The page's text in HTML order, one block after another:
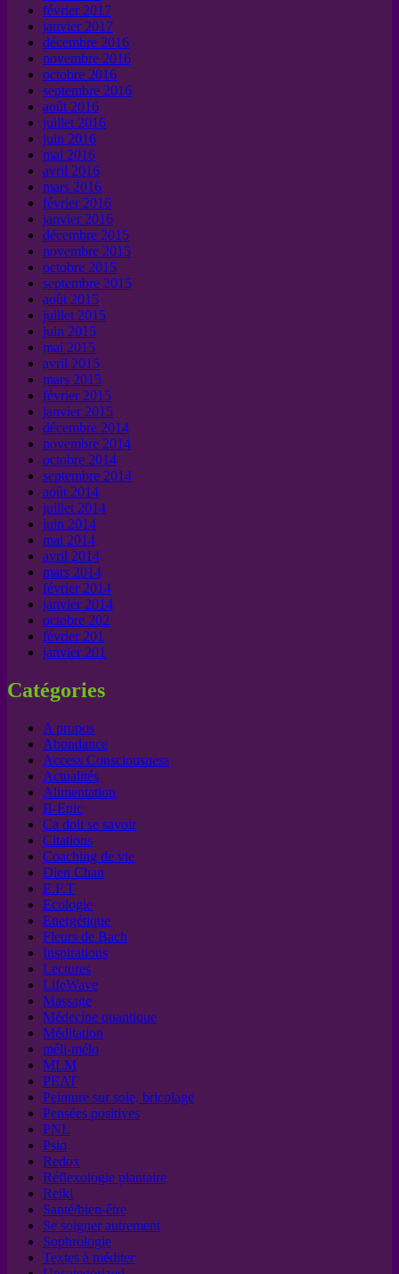
février 2017
janvier 2017
décembre 2016
novembre 2016
octobre 2016
septembre 2016
août 2016
juillet 2016
juin 2016
mai 2016
avril 2016
mars 2016
février 2016
janvier 2016
décembre 2015
novembre 2015
octobre 2015
septembre 2015
août 2015
juillet 2015
juin 2015
mai 2015
avril 2015
mars 2015
février 2015
janvier 2015
décembre 2014
novembre 2014
octobre 2014
septembre 2014
août 2014
juillet 2014
juin 2014
mai 2014
avril 2014
mars 2014
février 2014
janvier 2014
octobre 202
février 201
janvier 201
Catégories
A propos
Abondance
Access Consciousness
Actualités
Alimentation
B-Epic
Ca doit se savoir
Citations
Coaching de vie
Dien Chan
E.F.T
Ecologie
Energétique
Fleurs de Bach
Inspirations
Lectures
LifeWave
Massage
Médecine quantique
Méditation
méli-mélo
MLM
PEAT
Peinture sur soie, bricolage
Pensées positives
PNL
Psio
Redox
Réflexologie plantaire
Reiki
Santé/bien-être
Se soigner autrement
Sophrologie
Textes à méditer